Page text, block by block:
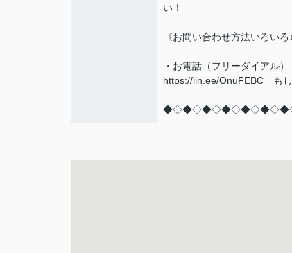
い！
《お問い合わせ方法いろいろ♪
・お電話（フリーダイアル
https://lin.ee/OnuFEBC もし